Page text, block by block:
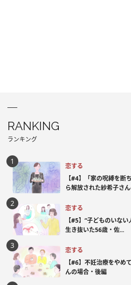
RANKING
ランキング
恋する
【#4】「家の呪縛を断
ら解放された紗希子さ
恋する
【#5】“子どものいな
生き抜いた56歳・佐...
恋する
【#6】不妊治療をやめ
んの場合・後編